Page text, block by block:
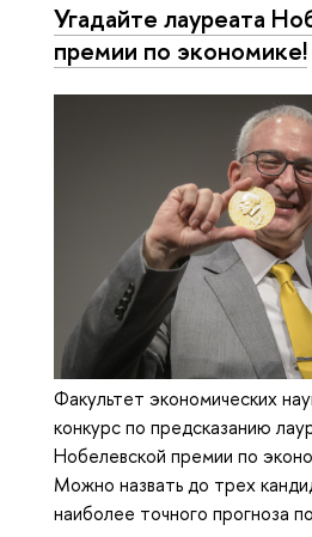
Угадайте лауреата
премии по экономике!
Факультет экономических
конкурс по предсказанию
Нобелевской премии по
Можно назвать до трех
наиболее точного прогноза